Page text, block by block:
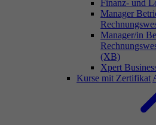
Finanz- und
Manager
Manager/in
(XB)
Xpert
Kurse mit Zertifikat